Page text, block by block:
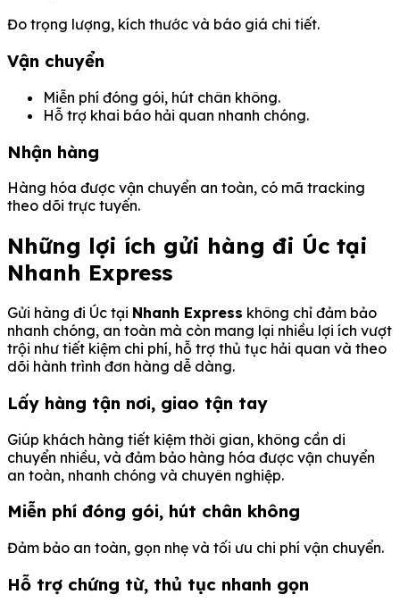
Đo trọng lượng, kích thước và báo giá chi tiết.
Vận chuyển
Miễn phí đóng gói, hút chân không.
Hỗ trợ khai báo hải quan nhanh chóng.
Nhận hàng
Hàng hóa được vận chuyển an toàn, có mã tracking
theo dõi trực tuyến.
Những lợi ích gửi hàng đi Úc tại
Nhanh Express
Gửi hàng đi Úc tại Nhanh Express không chỉ đảm bảo
nhanh chóng, an toàn mà còn mang lại nhiều lợi ích vượt
trội như tiết kiệm chi phí, hỗ trợ thủ tục hải quan và theo
dõi hành trình đơn hàng dễ dàng.
Lấy hàng tận nơi, giao tận tay
Giúp khách hàng tiết kiệm thời gian, không cần di
chuyển nhiều, và đảm bảo hàng hóa được vận chuyển
an toàn, nhanh chóng và chuyên nghiệp.
Miễn phí đóng gói, hút chân không
Đảm bảo an toàn, gọn nhẹ và tối ưu chi phí vận chuyển.
Hỗ trợ chứng từ, thủ tục nhanh gọn